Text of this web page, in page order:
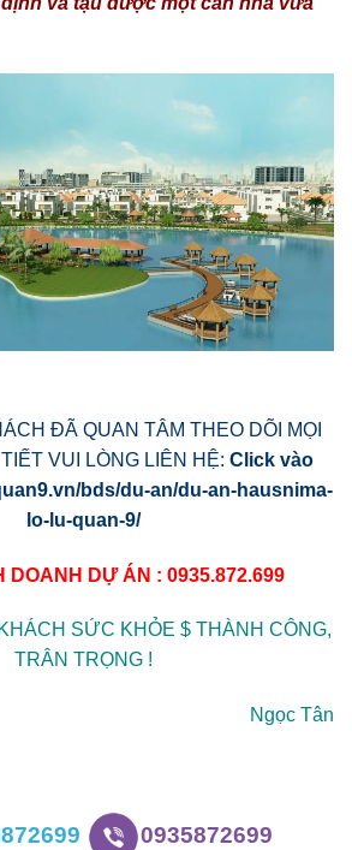
ĐÃ QUAN TÂM THEO DÕI MỌI
VUI LÒNG LIÊN HỆ: Click vào
bds/du-an/du-an-hausnima-
lo-lu-quan-9/
DOANH DỰ ÁN : 0935.872.699
SỨC KHỎE $ THÀNH CÔNG,
TRÂN TRỌNG !
Ngọc Tân
0935872699